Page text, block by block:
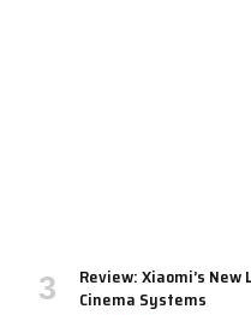
Review: Xiaomi’s
Cinema Systems